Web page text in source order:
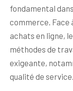
fondamental
commerce. Face
achats en ligne,
méthodes de
exigeante,
qualité de service.